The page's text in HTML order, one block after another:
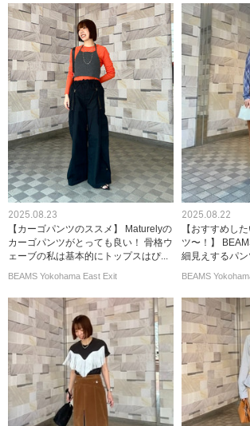
2025.08.23
【カーゴパンツのススメ】 Maturelyの
カーゴパンツがとっても良い！ 骨格ウ
ェーブの私は基本的にトップスはぴ...
BEAMS Yokohama East Exit
2025.08.22
【おすすめし
ツ〜！】
細見えするパン
BEAMS